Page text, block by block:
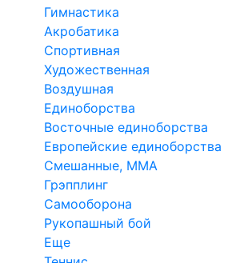
Гимнастика
Акробатика
Спортивная
Художественная
Воздушная
Единоборства
Восточные единоборства
Европейские единоборства
Смешанные, ММА
Грэпплинг
Самооборона
Рукопашный бой
Еще